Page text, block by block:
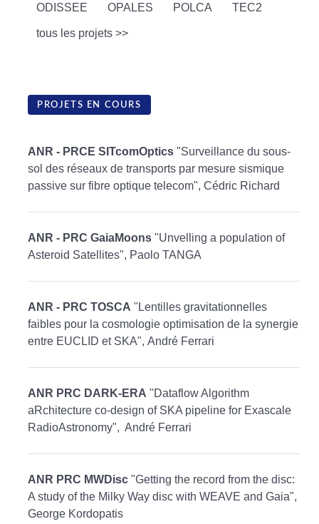
ODISSEE OPALES POLCA TEC2
tous les projets >>
PROJETS EN COURS
ANR - PRCE SITcomOptics "Surveillance du sous-
sol des réseaux de transports par mesure sismique
passive sur fibre optique telecom", Cédric Richard
ANR - PRC GaiaMoons "Unvelling a population of
Asteroid Satellites", Paolo TANGA
ANR - PRC TOSCA "Lentilles gravitationnelles
faibles pour la cosmologie optimisation de la synergie
entre EUCLID et SKA", André Ferrari
ANR PRC DARK-ERA "Dataflow Algorithm
aRchitecture co-design of SKA pipeline for Exascale
RadioAstronomy", André Ferrari
ANR PRC MWDisc "Getting the record from the disc:
A study of the Milky Way disc with WEAVE and Gaia",
George Kordopatis